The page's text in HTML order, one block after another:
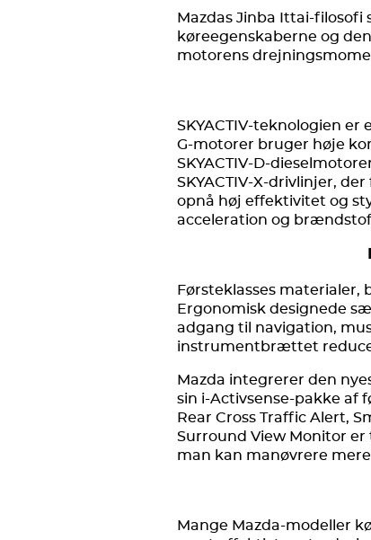
Mazdas Jinba Ittai-
køreegenskaberne og
motorens
SKYACTIV-teknologien
G-motorer bruger høje
SKYACTIV-D-
SKYACTIV-X-drivlinjer,
opnå høj effektivitet og
acceleration og
Førsteklasses
Ergonomisk designede
adgang til navigation,
instrumentbrættet
Mazda integrerer den
sin i-Activsense-pakke af
Rear Cross Traffic Alert,
Surround View Monitor
man kan manøvrere
Mange Mazda-modeller